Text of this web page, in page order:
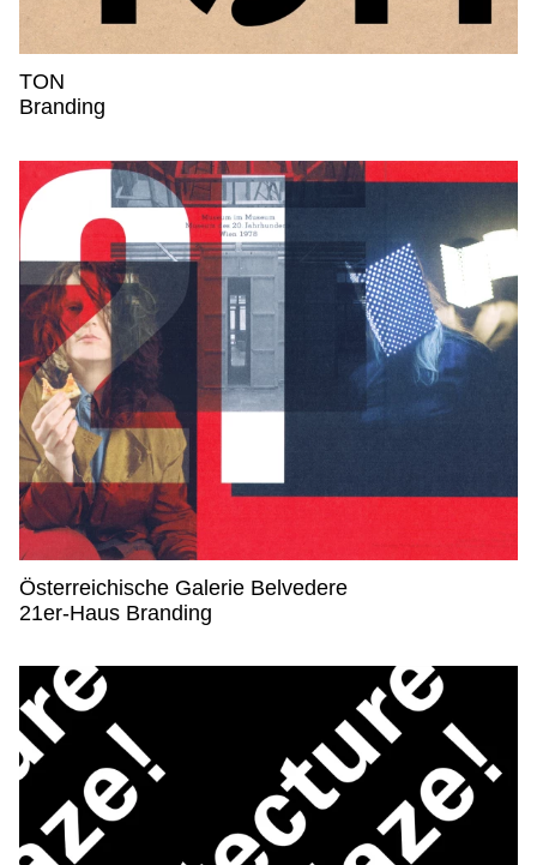
TON
TON,
Branding
Österreichische Galerie Belvedere
Österreichische Galerie Belvedere,
21er-Haus Branding